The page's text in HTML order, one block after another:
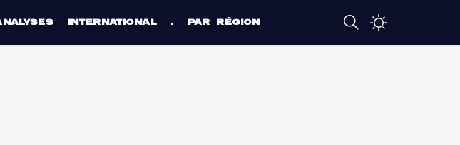
INTERNATIONAL PAR RÉGION